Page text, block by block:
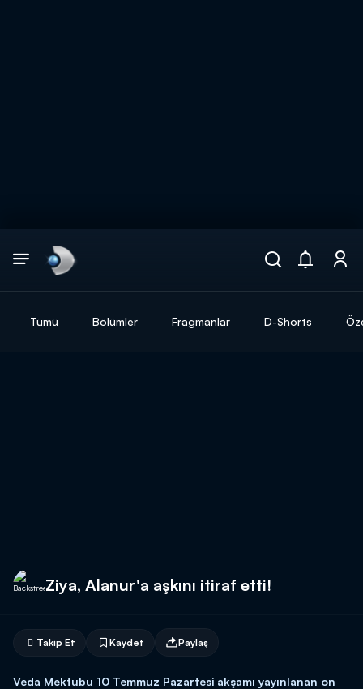
Tümü Bölümler Fragmanlar D-Shorts
Ziya, Alanur'a aşkını itiraf etti!
Takip Et Kaydet Paylaş
Veda Mektubu 10 Temmuz Pazartesi akşamı yayınlanan on